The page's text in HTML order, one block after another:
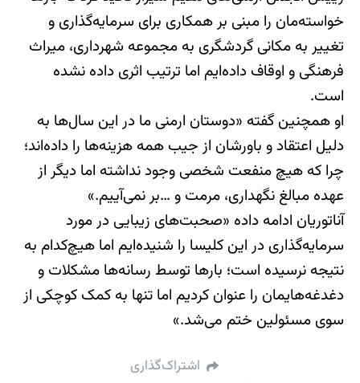
خواسته‌مان را مبنی بر همکاری برای سرمایه‌گذاری و
تغییر به مکانی گردشگری به مجموعه شهرداری، میراث
فرهنگی و اوقاف داده‌ایم اما ترتیب اثری داده نشده
است.
او همچنین گفته «دوستان ارمنی ما در این سال‌ها به
دلیل اعتقاد و باورشان از جیب همه هزینه‌ها را داده‌اند؛
چرا که هیچ منفعت شخصی وجود نداشته اما دیگر از
عهده مبالغ نگهداری، مرمت و …بر نمی‌آییم.»
آناتوریان ادامه داده «صحبت‌های زیبایی در مورد
سرمایه‌گذاری در این کلیسا را شنیده‌ایم اما هیچ‌کدام به
نتیجه نرسیده است؛ بارها توسط رسانه‌ها مشکلات و
دغدغه‌هایمان را عنوان کردیم اما تنها به کمک کوچکی از
سوی مسئولین ختم می‌شد.»
اشتراک‌گذاری